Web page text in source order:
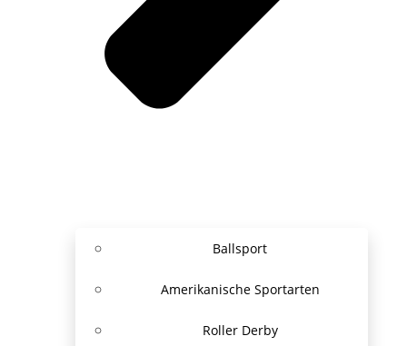
Ballsport
Amerikanische Sportarten
Roller Derby